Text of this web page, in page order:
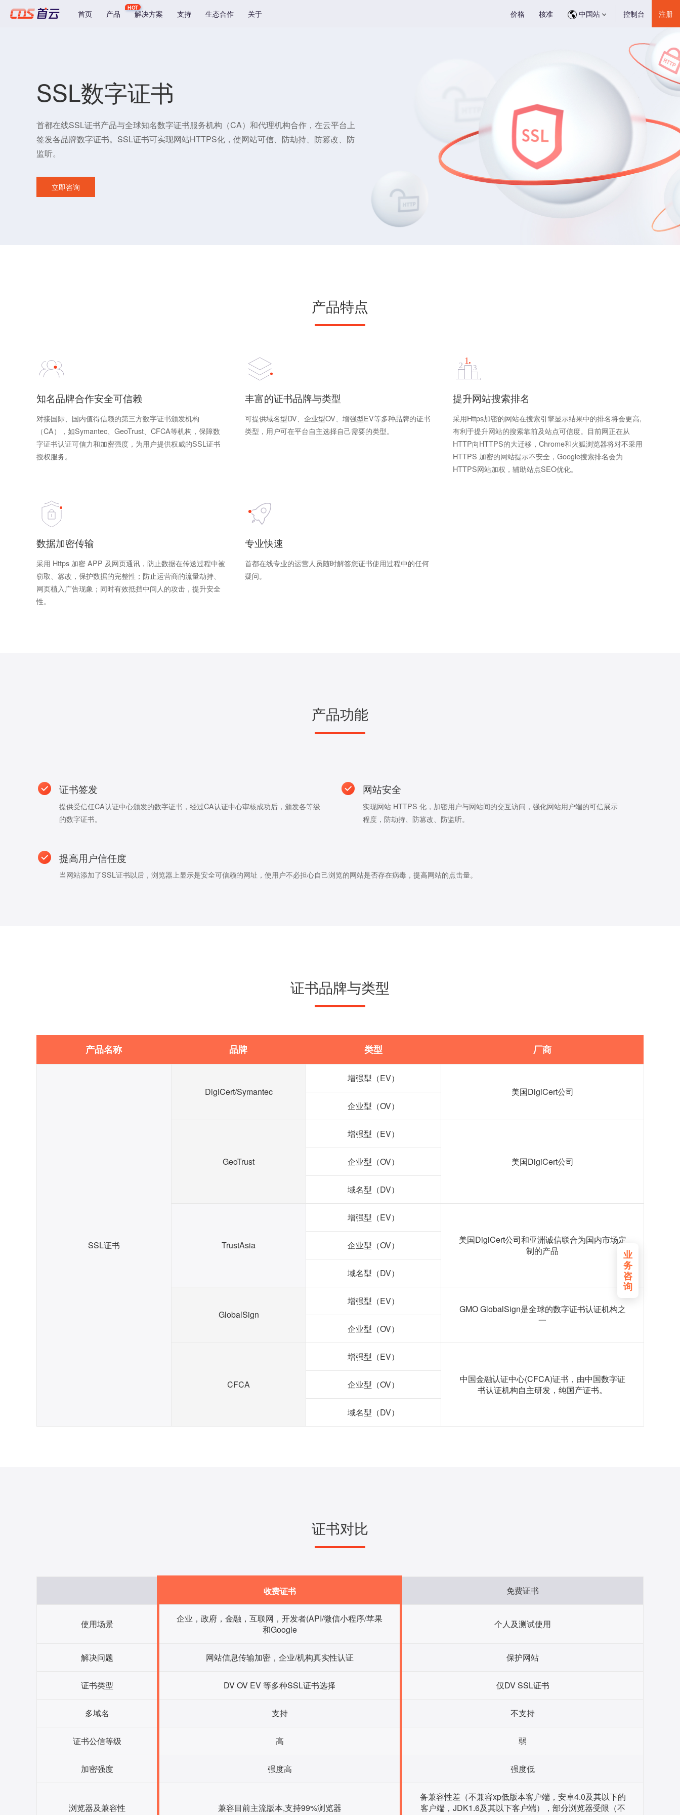
首页 产品 解决方案
HOT
支持 生态合作 关于 注册
控制台
中国站
核准
价格
SSL数字证书
首都在线SSL证书产品与全球知名数字证书服务机构（CA）和代理机构合作，在云平台上
签发各品牌数字证书。SSL证书可实现网站HTTPS化，使网站可信、防劫持、防篡改、防
监听。
立即咨询
业
务
咨
询
产品特点
知名品牌合作安全可信赖
对接国际、国内值得信赖的第三方数字证书颁发机构
（CA），如Symantec、GeoTrust、CFCA等机构，保障数
字证书认证可信力和加密强度，为用户提供权威的SSL证书
授权服务。
丰富的证书品牌与类型
可提供域名型DV、企业型OV、增强型EV等多种品牌的证书
类型，用户可在平台自主选择自己需要的类型。
提升网站搜索排名
采用Https加密的网站在搜索引擎显示结果中的排名将会更高,
有利于提升网站的搜索靠前及站点可信度。目前网正在从
HTTP向HTTPS的大迁移，Chrome和火狐浏览器将对不采用
HTTPS 加密的网站提示不安全，Google搜索排名会为
HTTPS网站加权，辅助站点SEO优化。
数据加密传输
采用 Https 加密 APP 及网页通讯，防止数据在传送过程中被
窃取、篡改，保护数据的完整性；防止运营商的流量劫持、
网页植入广告现象；同时有效抵挡中间人的攻击，提升安全
性。
专业快速
首都在线专业的运营人员随时解答您证书使用过程中的任何
疑问。
产品功能
证书签发
提供受信任CA认证中心颁发的数字证书，经过CA认证中心审核成功后，颁发各等级
的数字证书。
网站安全
实现网站 HTTPS 化，加密用户与网站间的交互访问，强化网站用户端的可信展示
程度，防劫持、防篡改、防监听。
提高用户信任度
当网站添加了SSL证书以后，浏览器上显示是安全可信赖的网址，使用户不必担心自己浏览的网站是否存在病毒，提高网站的点击量。
证书品牌与类型
产品名称 品牌 类型 厂商
SSL证书
DigiCert/Symantec
增强型（EV）
美国DigiCert公司
企业型（OV）
GeoTrust
增强型（EV）
美国DigiCert公司
企业型（OV）
域名型（DV）
TrustAsia
增强型（EV）
美国DigiCert公司和亚洲诚信联合为国内市场定
制的产品
企业型（OV）
域名型（DV）
GlobalSign
增强型（EV）
GMO GlobalSign是全球的数字证书认证机构之
一
企业型（OV）
CFCA
增强型（EV）
中国金融认证中心(CFCA)证书，由中国数字证
书认证机构自主研发，纯国产证书。
企业型（OV）
域名型（DV）
证书对比
收费证书 免费证书
使用场景
企业，政府，金融，互联网，开发者(API/微信小程序/苹果
和Google
个人及测试使用
解决问题 网站信息传输加密，企业/机构真实性认证 保护网站
证书类型 DV OV EV 等多种SSL证书选择 仅DV SSL证书
多域名 支持 不支持
证书公信等级 高 弱
加密强度 强度高 强度低
浏览器及兼容性 兼容目前主流版本,支持99%浏览器
备兼容性差（不兼容xp低版本客户端，安卓4.0及其以下的
客户端，JDK1.6及其以下客户端），部分浏览器受限（不